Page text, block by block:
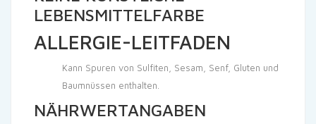
LEBENSMITTELFARBE
ALLERGIE-LEITFADEN
Kann Spuren von Sulfiten, Sesam, Senf, Gluten und
Baumnüssen enthalten.
NÄHRWERTANGABEN